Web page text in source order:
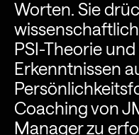
Worten. Sie
PSI-Theorie
Erkenntnissen
Coaching von
Manager zu